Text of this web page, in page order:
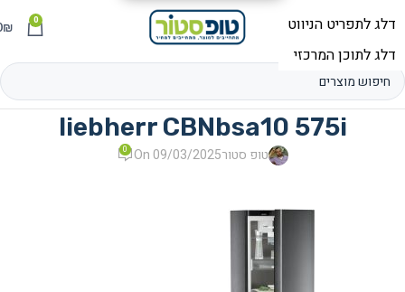
תפריט 0
₪
liebherr CBNbsa10 575i
טופ סטורOn 09/03/2025
0